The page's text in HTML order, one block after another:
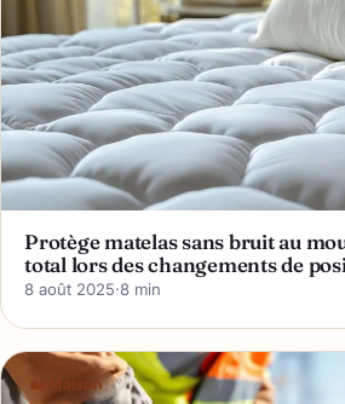
Protège matelas sans bruit au
total lors des changements de
8 août 2025·8 min
🏡 Maison